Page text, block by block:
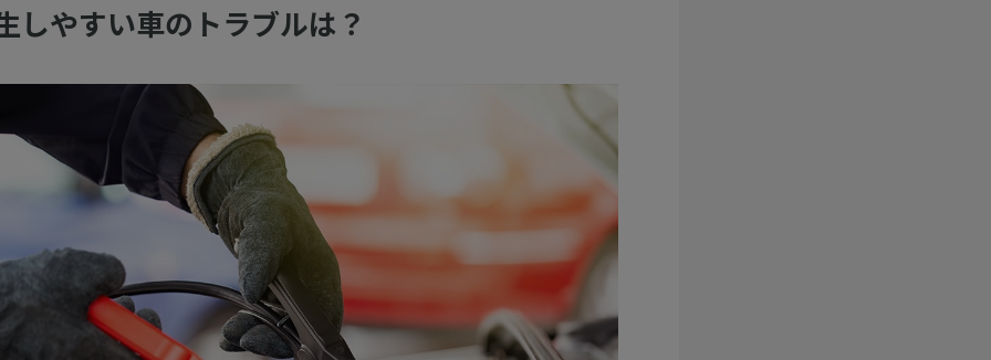
しやすい車のトラブルは？